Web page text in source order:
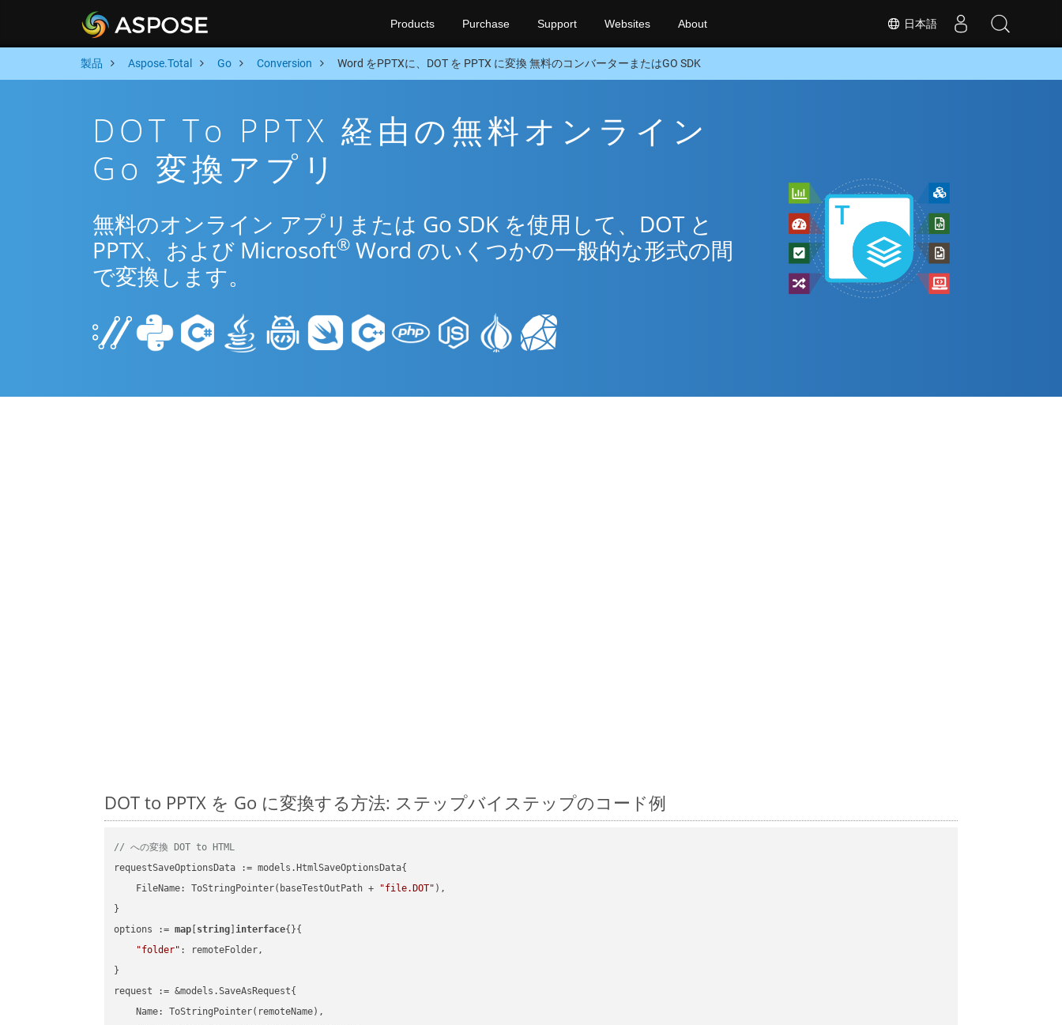
日本語
Products Purchase Support Websites About
製品 Aspose.Total Go Conversion Word をPPTXに、DOT を PPTX に変換 無料のコンバーターまたはGO SDK
DOT To PPTX 経由の無料オンライン
Go 変換アプリ
無料のオンライン アプリまたは Go SDK を使用して、DOT と
PPTX、および Microsoft® Word のいくつかの一般的な形式の間
で変換します。
DOT to PPTX を Go に変換する方法: ステップバイステップのコード例
// への変換 DOT to HTML
requestSaveOptionsData := models.HtmlSaveOptionsData{
    FileName: ToStringPointer(baseTestOutPath +
"file.DOT" ),
}
options := map string ]interface{}{
"folder" : remoteFolder,
}
request := &models.SaveAsRequest{
    Name: ToStringPointer(remoteName),